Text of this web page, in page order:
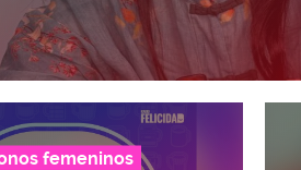
femeninos